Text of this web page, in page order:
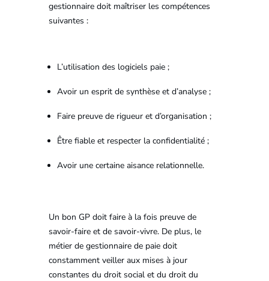
gestionnaire doit maîtriser les compétences
suivantes :
L’utilisation des logiciels paie ;
Avoir un esprit de synthèse et d’analyse ;
Faire preuve de rigueur et d’organisation ;
Être fiable et respecter la confidentialité ;
Avoir une certaine aisance relationnelle.
Un bon GP doit faire à la fois preuve de
savoir-faire et de savoir-vivre. De plus, le
métier de gestionnaire de paie doit
constamment veiller aux mises à jour
constantes du droit social et du droit du